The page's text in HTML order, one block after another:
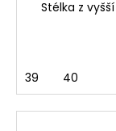
Stélka z
39 40